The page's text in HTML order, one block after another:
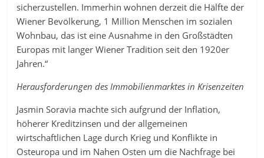
sicherzustellen. Immerhin wohnen derzeit die Hälfte der
Wiener Bevölkerung, 1 Million Menschen im sozialen
Wohnbau, das ist eine Ausnahme in den Großstädten
Europas mit langer Wiener Tradition seit den 1920er
Jahren.“
Herausforderungen des Immobilienmarktes in Krisenzeiten
Jasmin Soravia machte sich aufgrund der Inflation,
höherer Kreditzinsen und der allgemeinen
wirtschaftlichen Lage durch Krieg und Konflikte in
Osteuropa und im Nahen Osten um die Nachfrage bei